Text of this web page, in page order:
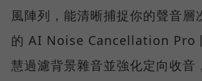
風陣列，能清晰捕捉你的聲音層
的 AI Noise Cancellation Pro
慧過濾背景雜音並強化定向收音